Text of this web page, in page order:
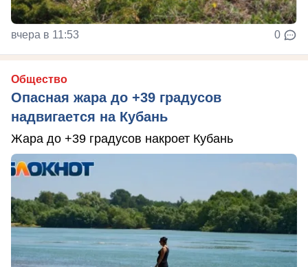
вчера в 11:53 0
Общество
Опасная жара до +39 градусов
надвигается на Кубань
Жара до +39 градусов накроет Кубань